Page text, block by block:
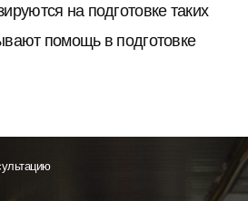
на подготовке таких
помощь в подготовке